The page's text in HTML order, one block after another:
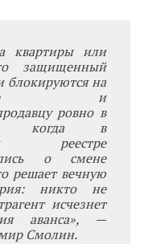
квартиры или
защищенный
блокируются на
и
ровно в
когда в
реестре
о смене
решает вечную
никто не
исчезнет
аванса», —
Смолин.